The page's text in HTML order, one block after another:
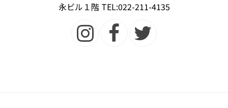
永ビル１階 TEL:022-211-4135